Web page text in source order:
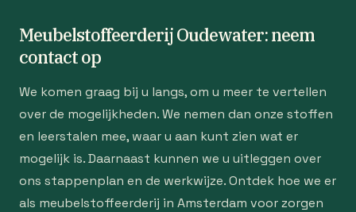
Meubelstoffeerderij Oudewater: neem
contact op
We komen graag bij u langs, om u meer te vertellen
over de mogelijkheden. We nemen dan onze stoffen
en leerstalen mee, waar u aan kunt zien wat er
mogelijk is. Daarnaast kunnen we u uitleggen over
ons stappenplan en de werkwijze. Ontdek hoe we er
als meubelstoffeerderij in Amsterdam voor zorgen